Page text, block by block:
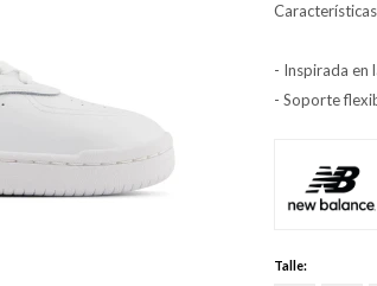
Características
- Inspirada en
- Soporte
Talle: